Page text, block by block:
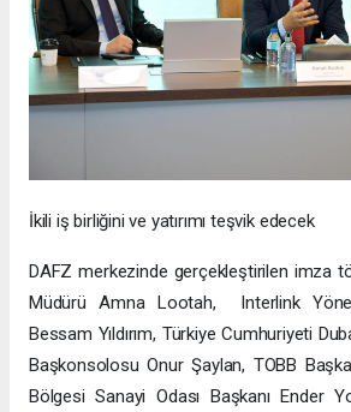
İkili iş birliğini ve yatırımı teşvik edecek
DAFZ merkezinde gerçekleştirilen imza
Müdürü Amna Lootah, Interlink
Bessam Yıldırım, Türkiye Cumhuriyeti
Başkonsolosu Onur Şaylan, TOBB
Bölgesi Sanayi Odası Başkanı Ender